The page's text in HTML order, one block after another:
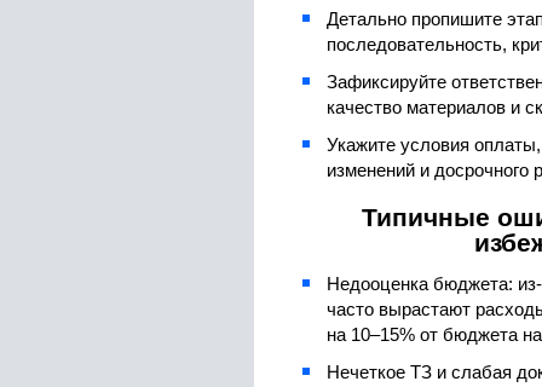
Детально пропишите
последовательность,
Зафиксируйте
качество материалов и
Укажите условия
изменений и досрочного
Типичные
Недооценка бюджета:
часто вырастают
на 10–15% от бюджета
Нечеткое ТЗ и слабая